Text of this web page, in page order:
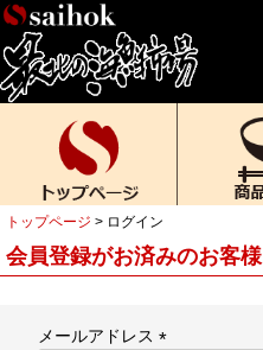
会員様メニュー
ゲスト
様、
いらっしゃいませ。
ご来店ありがとうございます。
新規会員登録
MYページ
ポイント履歴
トップページ ログイン
会員登録がお済みのお客様
メールアドレス